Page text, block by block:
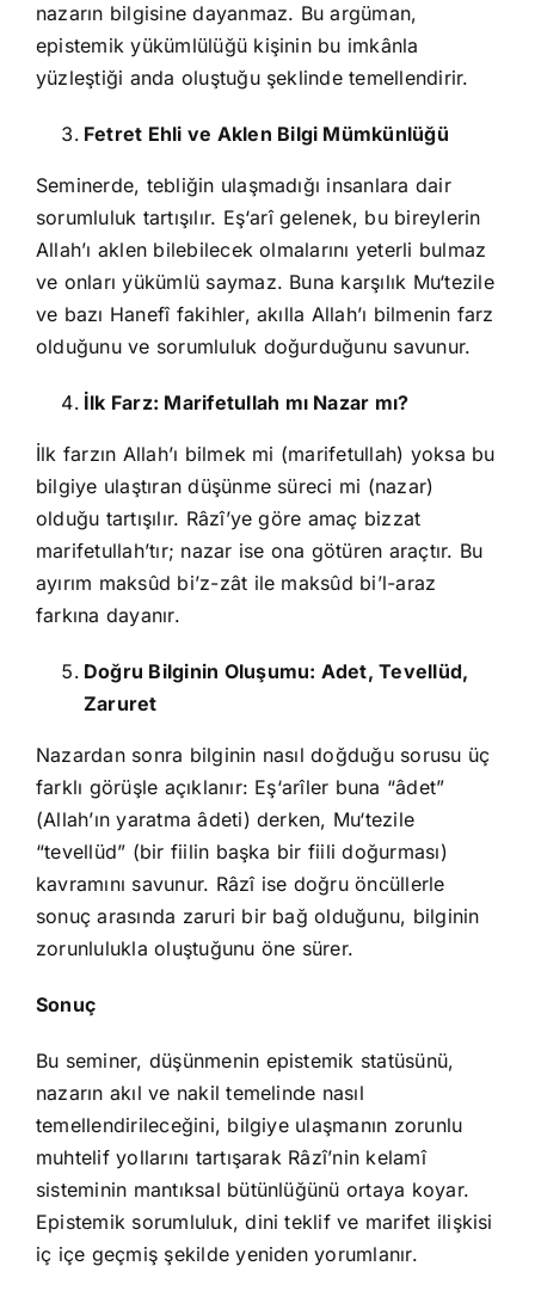
nazarın bilgisine dayanmaz. Bu argüman,
epistemik yükümlülüğü kişinin bu imkânla
yüzleştiği anda oluştuğu şeklinde temellendirir.
Fetret Ehli ve Aklen Bilgi Mümkünlüğü
Seminerde, tebliğin ulaşmadığı insanlara dair
sorumluluk tartışılır. Eş‘arî gelenek, bu bireylerin
Allah’ı aklen bilebilecek olmalarını yeterli bulmaz
ve onları yükümlü saymaz. Buna karşılık Mu‘tezile
ve bazı Hanefî fakihler, akılla Allah’ı bilmenin farz
olduğunu ve sorumluluk doğurduğunu savunur.
İlk Farz: Marifetullah mı Nazar mı?
İlk farzın Allah’ı bilmek mi (marifetullah) yoksa bu
bilgiye ulaştıran düşünme süreci mi (nazar)
olduğu tartışılır. Râzî’ye göre amaç bizzat
marifetullah’tır; nazar ise ona götüren araçtır. Bu
ayırım maksûd bi’z-zât ile maksûd bi’l-araz
farkına dayanır.
Doğru Bilginin Oluşumu: Adet, Tevellüd,
Zaruret
Nazardan sonra bilginin nasıl doğduğu sorusu üç
farklı görüşle açıklanır: Eş‘arîler buna “âdet”
(Allah’ın yaratma âdeti) derken, Mu‘tezile
“tevellüd” (bir fiilin başka bir fiili doğurması)
kavramını savunur. Râzî ise doğru öncüllerle
sonuç arasında zaruri bir bağ olduğunu, bilginin
zorunlulukla oluştuğunu öne sürer.
Sonuç
Bu seminer, düşünmenin epistemik statüsünü,
nazarın akıl ve nakil temelinde nasıl
temellendirileceğini, bilgiye ulaşmanın zorunlu
muhtelif yollarını tartışarak Râzî’nin kelamî
sisteminin mantıksal bütünlüğünü ortaya koyar.
Epistemik sorumluluk, dini teklif ve marifet ilişkisi
iç içe geçmiş şekilde yeniden yorumlanır.